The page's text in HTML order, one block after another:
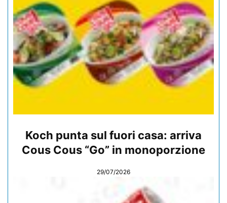
Koch punta sul fuori casa: arriva
Cous Cous “Go” in monoporzione
29/07/2026